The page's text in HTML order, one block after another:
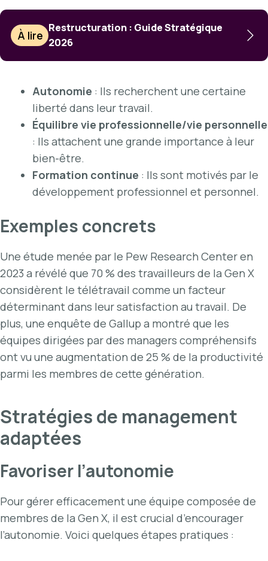
À lire
Restructuration : Guide Stratégique
2026
Autonomie : Ils recherchent une certaine
liberté dans leur travail.
Équilibre vie professionnelle/vie personnelle
: Ils attachent une grande importance à leur
bien-être.
Formation continue : Ils sont motivés par le
développement professionnel et personnel.
Exemples concrets
Une étude menée par le Pew Research Center en
2023 a révélé que 70 % des travailleurs de la Gen X
considèrent le télétravail comme un facteur
déterminant dans leur satisfaction au travail. De
plus, une enquête de Gallup a montré que les
équipes dirigées par des managers compréhensifs
ont vu une augmentation de 25 % de la productivité
parmi les membres de cette génération.
Stratégies de management
adaptées
Favoriser l’autonomie
Pour gérer efficacement une équipe composée de
membres de la Gen X, il est crucial d’encourager
l’autonomie. Voici quelques étapes pratiques :